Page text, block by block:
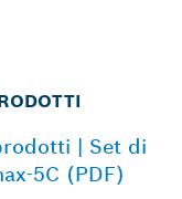
| Set di
5C (PDF)